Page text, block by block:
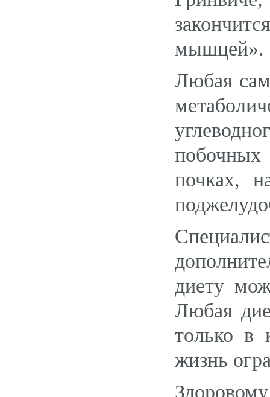
мышцей».
Любая
почках,
диету
Любая
только в
жизнь